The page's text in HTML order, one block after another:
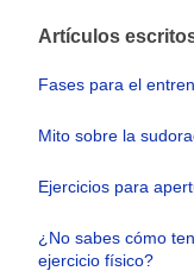
Artículos
Fases para el
Mito sobre la
Ejercicios para
¿No sabes cómo
ejercicio físico?